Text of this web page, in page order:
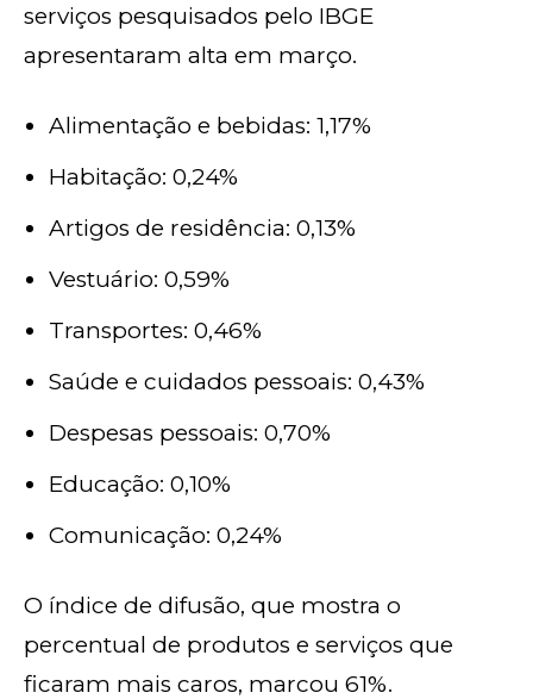
serviços pesquisados pelo IBGE
apresentaram alta em março.
Alimentação e bebidas: 1,17%
Habitação: 0,24%
Artigos de residência: 0,13%
Vestuário: 0,59%
Transportes: 0,46%
Saúde e cuidados pessoais: 0,43%
Despesas pessoais: 0,70%
Educação: 0,10%
Comunicação: 0,24%
O índice de difusão, que mostra o
percentual de produtos e serviços que
ficaram mais caros, marcou 61%.